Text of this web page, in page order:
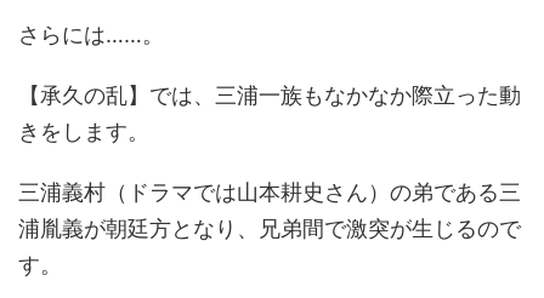
さらには……。
【承久の乱】では、三浦一族もなかなか際立った動
きをします。
三浦義村（ドラマでは山本耕史さん）の弟である三
浦胤義が朝廷方となり、兄弟間で激突が生じるので
す。